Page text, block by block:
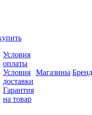
Условия
оплаты
Условия
доставки
Гарантия
на товар
Магазины